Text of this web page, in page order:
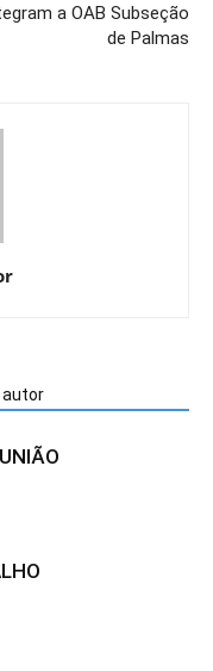
a OAB Subseção
de Palmas
autor